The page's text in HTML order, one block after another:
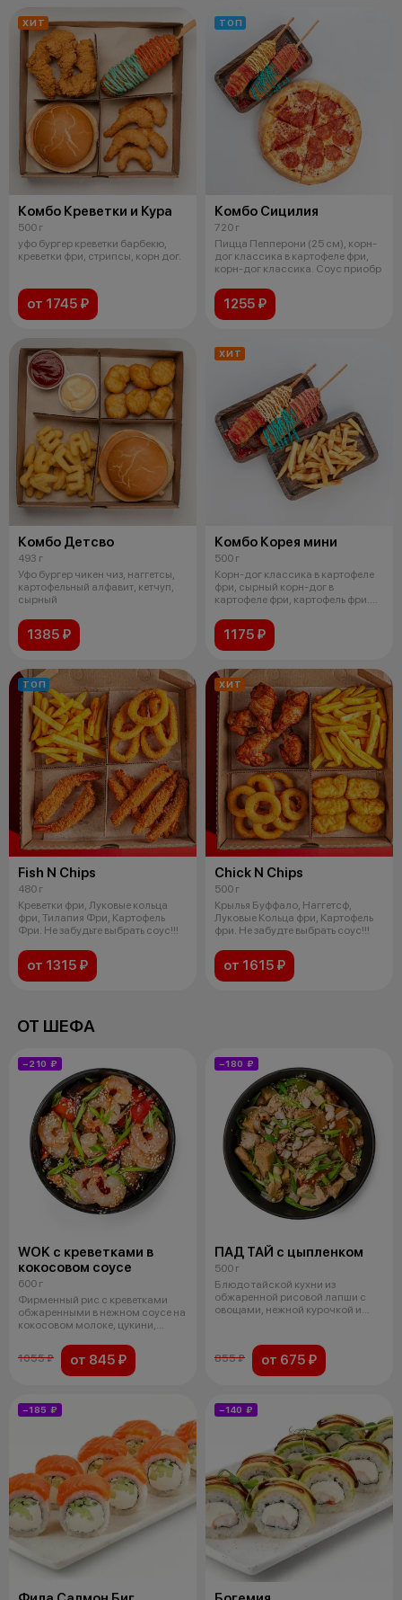
ХИТ
Комбо Креветки и Кура
500 г
уфо бургер креветки барбекю,
креветки фри, стрипсы, корн дог.
от 1745 ₽
ТОП
Комбо Сицилия
720 г
Пицца Пепперони (25 см), корн-
дог классика в картофеле фри,
корн-дог классика. Соус приобр
1255 ₽
Комбо Детсво
493 г
Уфо бургер чикен чиз, наггетсы,
картофельный алфавит, кетчуп,
сырный
1385 ₽
ХИТ
Комбо Корея мини
500 г
Корн-дог классика в картофеле
фри, сырный корн-дог в
картофеле фри, картофель фри.
1175 ₽
ТОП
Fish N Chips
480 г
Креветки фри, Луковые кольца
фри, Тилапия Фри, Картофель
Фри. Не забудьте выбрать соус!!!
от 1315 ₽
ХИТ
Chick N Chips
500 г
Крылья Буффало, Наггетсф,
Луковые Кольца фри, Картофель
фри. Не забудте выбрать соус!!!
от 1615 ₽
ОТ ШЕФА
−210 ₽
WOK с креветками в
кокосовом соусе
600 г
Фирменный рис с креветками
обжаренными в нежном соусе на
кокосовом молоке, цукини,
1055 ₽
от 845 ₽
−180 ₽
ПАД ТАЙ с цыпленком
500 г
Блюдо тайской кухни из
обжаренной рисовой лапши с
овощами, нежной курочкой и
855 ₽ от 675 ₽
−185 ₽ −140 ₽